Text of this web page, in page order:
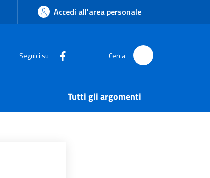
Accedi all'area personale
Seguici su Cerca
Tutti gli argomenti